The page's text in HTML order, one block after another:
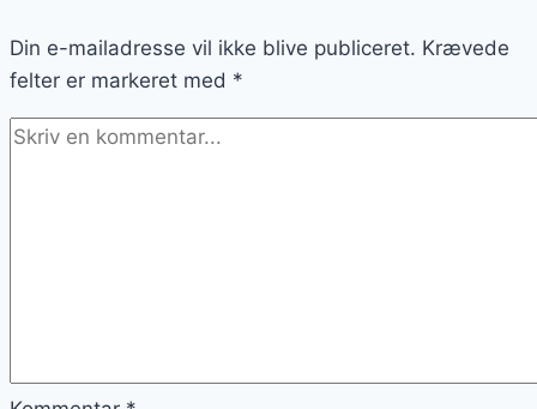
tilbehør
Din e-mailadresse vil ikke blive publiceret. Krævede
felter er markeret med *